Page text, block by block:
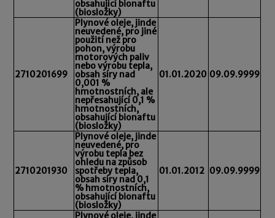
obsahující bionaftu
(biosložky)
2710201699
Plynové oleje, jinde
neuvedené, pro jiné
použití než pro
pohon, výrobu
motorových paliv
nebo výrobu tepla,
obsah síry nad
0,001 %
hmotnostních, ale
nepřesahující 0,1 %
hmotnostních,
obsahující bionaftu
(biosložky)
01.01.2020 09.09.9999
2710201930
Plynové oleje, jinde
neuvedené, pro
výrobu tepla bez
ohledu na způsob
spotřeby tepla,
obsah síry nad 0,1
% hmotnostních,
obsahující bionaftu
(biosložky)
01.01.2012 09.09.9999
Plynové oleje, jinde